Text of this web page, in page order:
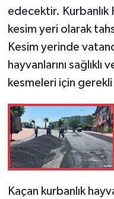
edecektir. Kurbanlık
kesim yeri olarak
Kesim yerinde
hayvanlarını
kesmeleri için gerekli
Kaçan kurbanlık